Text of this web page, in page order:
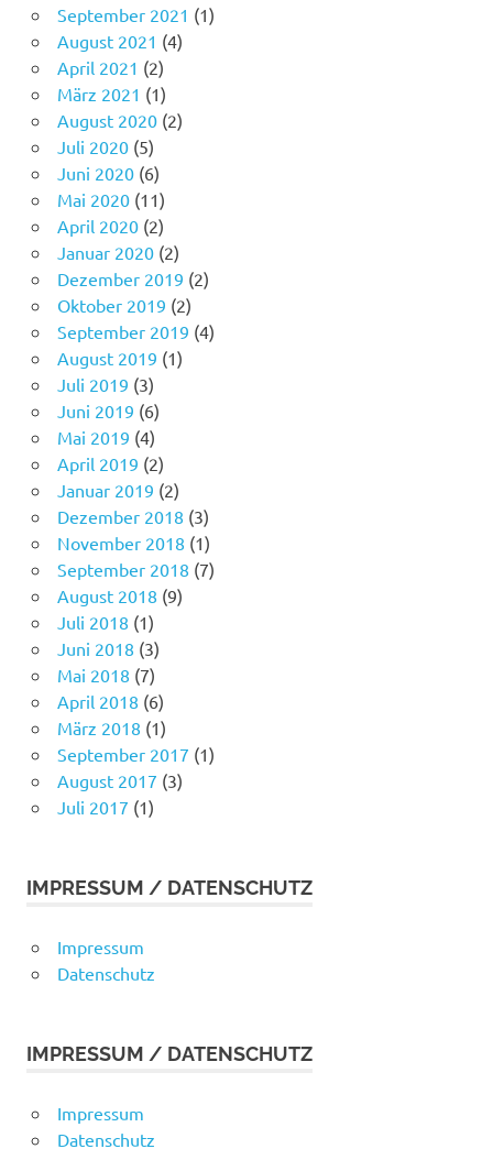
September 2021 (1)
August 2021 (4)
April 2021 (2)
März 2021 (1)
August 2020(2)
Juli 2020(5)
Juni 2020(6)
Mai 2020(11)
April 2020(2)
Januar 2020(2)
Dezember 2019 (2)
Oktober 2019 (2)
September 2019 (4)
August 2019 (1)
Juli 2019 (3)
Juni 2019 (6)
Mai 2019 (4)
April 2019 (2)
Januar 2019 (2)
Dezember 2018 (3)
November 2018 (1)
September 2018 (7)
August 2018 (9)
Juli 2018 (1)
Juni 2018 (3)
Mai 2018 (7)
April 2018 (6)
März 2018 (1)
September 2017 (1)
August 2017 (3)
Juli 2017 (1)
IMPRESSUM / DATENSCHUTZ
Impressum
Datenschutz
IMPRESSUM / DATENSCHUTZ
Impressum
Datenschutz